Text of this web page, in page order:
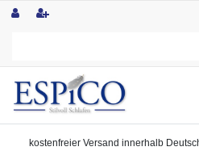
kostenfreier Versand innerhalb